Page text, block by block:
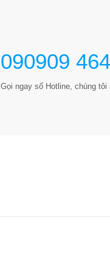
090909
Gọi ngay số Hotline, chúng